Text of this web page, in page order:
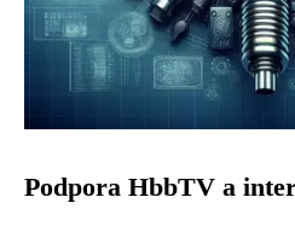
Podpora HbbTV a